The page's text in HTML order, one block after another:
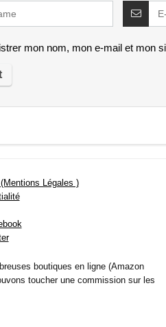
mon nom, mon e-mail et mon
Légales )
boutiques en ligne (Amazon
toucher une commission sur les